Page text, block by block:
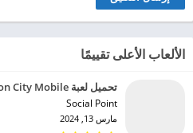
الألعاب الأعلى تقييمًا
تحميل لعبة Dragon City Mobile مهكرة للاندرويد 2024
Social Point‏
مارس 13, 2024